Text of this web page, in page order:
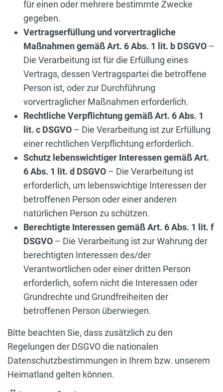
für einen oder mehrere bestimmte Zwecke
gegeben.
Vertragserfüllung und vorvertragliche
Maßnahmen gemäß Art. 6 Abs. 1 lit. b DSGVO –
Die Verarbeitung ist für die Erfüllung eines
Vertrags, dessen Vertragspartei die betroffene
Person ist, oder zur Durchführung
vorvertraglicher Maßnahmen erforderlich.
Rechtliche Verpflichtung gemäß Art. 6 Abs. 1
lit. c DSGVO – Die Verarbeitung ist zur Erfüllung
einer rechtlichen Verpflichtung erforderlich.
Schutz lebenswichtiger Interessen gemäß Art.
6 Abs. 1 lit. d DSGVO – Die Verarbeitung ist
erforderlich, um lebenswichtige Interessen der
betroffenen Person oder einer anderen
natürlichen Person zu schützen.
Berechtigte Interessen gemäß Art. 6 Abs. 1 lit. f
DSGVO – Die Verarbeitung ist zur Wahrung der
berechtigten Interessen des/der
Verantwortlichen oder einer dritten Person
erforderlich, sofern nicht die Interessen oder
Grundrechte und Grundfreiheiten der
betroffenen Person überwiegen.
Bitte beachten Sie, dass zusätzlich zu den
Regelungen der DSGVO die nationalen
Datenschutzbestimmungen in Ihrem bzw. unserem
Heimatland gelten können.